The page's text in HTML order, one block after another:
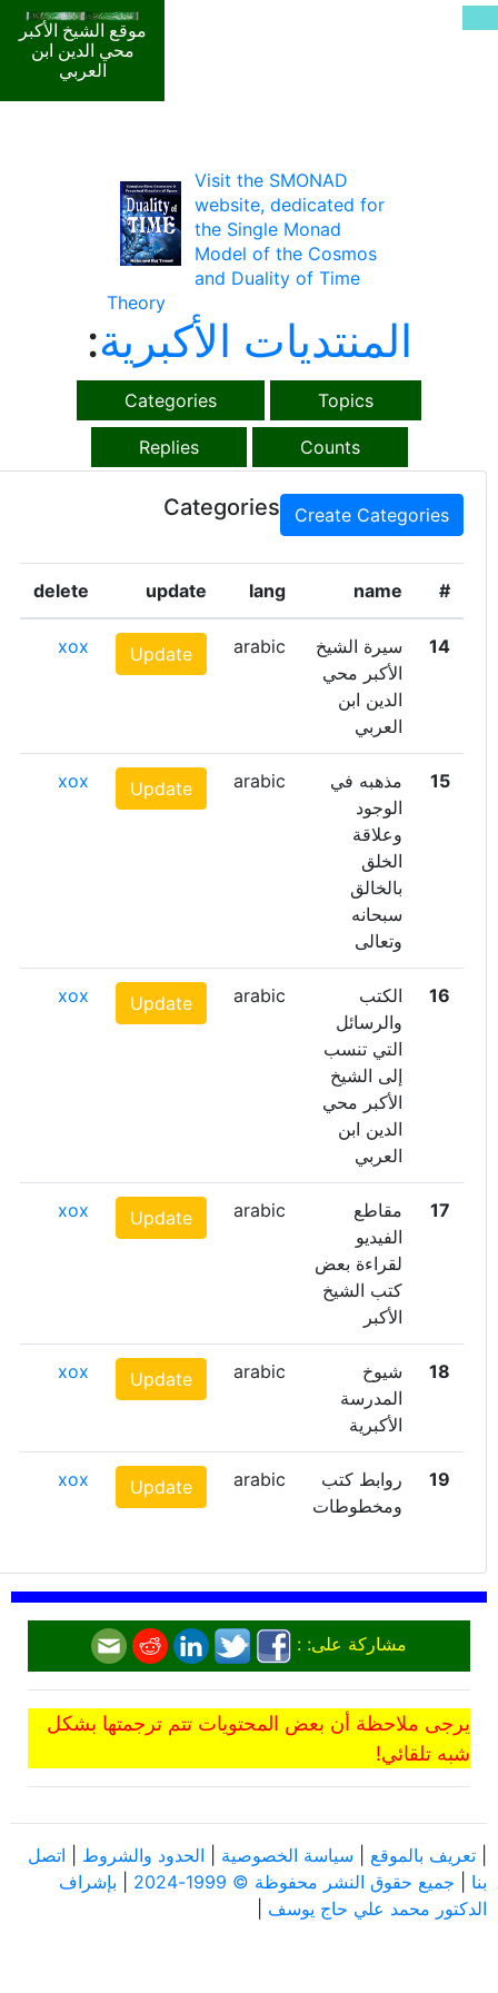
موقع الشيخ الأكبر
محي الدين ابن
العربي
Visit the SMONAD
website, dedicated for
the Single Monad
Model of the Cosmos
and Duality of Time
Theory
المنتديات الأكبرية:
Categories Topics
Replies Counts
Categories Create Categories
#
name
lang
update
delete
14
سيرة الشيخ
الأكبر محي
الدين ابن
العربي
arabic
Update
xox
15
مذهبه في
الوجود
وعلاقة
الخلق
بالخالق
سبحانه
وتعالى
arabic
Update
xox
16
الكتب
والرسائل
التي تنسب
إلى الشيخ
الأكبر محي
الدين ابن
العربي
arabic
Update
xox
17
مقاطع
الفيديو
لقراءة بعض
كتب الشيخ
الأكبر
arabic
Update
xox
18
شيوخ
المدرسة
الأكبرية
arabic
Update
xox
19
روابط كتب
ومخطوطات
arabic
Update
xox
مشاركة على: :
يرجى ملاحظة أن بعض المحتويات تتم ترجمتها بشكل
شبه تلقائي!
تعريف بالموقع سياسة الخصوصية الحدود والشروط
اتصل
بنا
جميع حقوق النشر محفوظة © 1999-2024
بإشراف
الدكتور محمد علي حاج يوسف